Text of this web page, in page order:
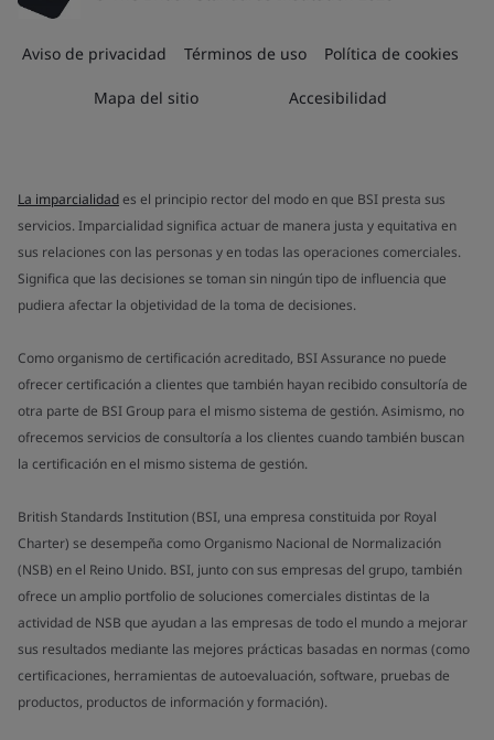
Aviso de privacidad Términos de uso Política de cookies
Mapa del sitio Accesibilidad
La imparcialidades el principio rector del modo en que BSI presta sus
servicios. Imparcialidad significa actuar de manera justa y equitativa en
sus relaciones con las personas y en todas las operaciones comerciales.
Significa que las decisiones se toman sin ningún tipo de influencia que
pudiera afectar la objetividad de la toma de decisiones.
Como organismo de certificación acreditado, BSI Assurance no puede
ofrecer certificación a clientes que también hayan recibido consultoría de
otra parte de BSI Group para el mismo sistema de gestión. Asimismo, no
ofrecemos servicios de consultoría a los clientes cuando también buscan
la certificación en el mismo sistema de gestión.
British Standards Institution (BSI, una empresa constituida por Royal
Charter) se desempeña como Organismo Nacional de Normalización
(NSB) en el Reino Unido. BSI, junto con sus empresas del grupo, también
ofrece un amplio portfolio de soluciones comerciales distintas de la
actividad de NSB que ayudan a las empresas de todo el mundo a mejorar
sus resultados mediante las mejores prácticas basadas en normas (como
certificaciones, herramientas de autoevaluación, software, pruebas de
productos, productos de información y formación).